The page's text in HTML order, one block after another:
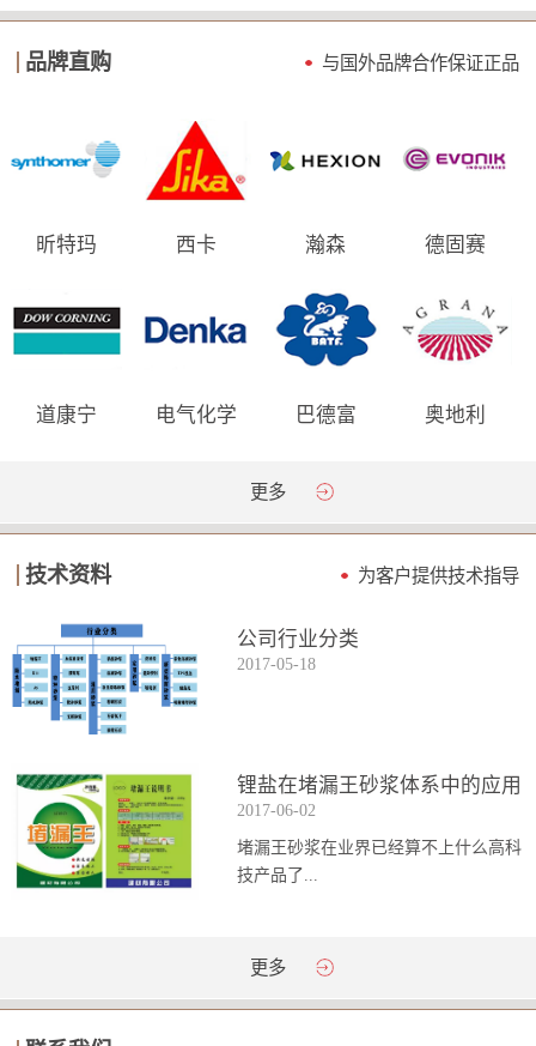
品牌直购 与国外品牌合作保证正品
昕特玛 西卡 瀚森 德固赛
道康宁 电气化学 巴德富 奥地利
更多
技术资料 为客户提供技术指导
公司行业分类
2017-05-18
锂盐在堵漏王砂浆体系中的应用
2017-06-02
堵漏王砂浆在业界已经算不上什么高科
技产品了...
。简单来说它就是一种能够迅速凝固的
通砂浆的强...
更多